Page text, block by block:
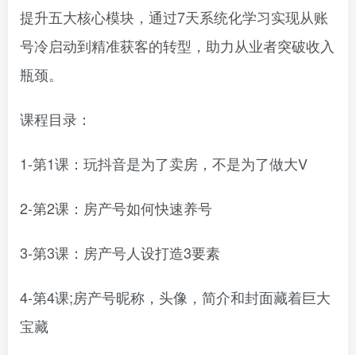
提升五大核心模块，通过7天系统化学习实现从账
号冷启动到精准获客的转型，助力从业者突破收入
瓶颈。
课程目录：
1-第1课：玩抖音是为了卖房，不是为了做大V
2-第2课：房产号如何快速养号
3-第3课：房产号人设打造3要素
4-第4课;房产号昵称，头像，简介和封面藏着巨大
宝藏